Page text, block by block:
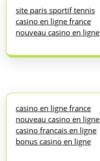
site paris sportif tennis
casino en ligne france
nouveau casino en ligne
casino en ligne france
nouveau casino en ligne
casino francais en ligne
bonus casino en ligne